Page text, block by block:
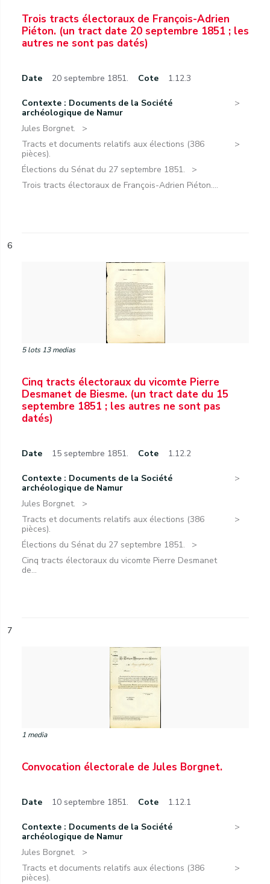
Trois tracts électoraux de François-Adrien
Piéton. (un tract date 20 septembre 1851 ; les
autres ne sont pas datés)
Date 20 septembre 1851. Cote 1.12.3
Contexte : Documents de la Société
archéologique de Namur
Jules Borgnet.
Tracts et documents relatifs aux élections (386
pièces).
Élections du Sénat du 27 septembre 1851.
Trois tracts électoraux de François-Adrien Piéton....
6
5 lots 13 medias
Cinq tracts électoraux du vicomte Pierre
Desmanet de Biesme. (un tract date du 15
septembre 1851 ; les autres ne sont pas
datés)
Date 15 septembre 1851. Cote 1.12.2
Contexte : Documents de la Société
archéologique de Namur
Jules Borgnet.
Tracts et documents relatifs aux élections (386
pièces).
Élections du Sénat du 27 septembre 1851.
Cinq tracts électoraux du vicomte Pierre Desmanet
de...
7
1 media
Convocation électorale de Jules Borgnet.
Date 10 septembre 1851. Cote 1.12.1
Contexte : Documents de la Société
archéologique de Namur
Jules Borgnet.
Tracts et documents relatifs aux élections (386
pièces).